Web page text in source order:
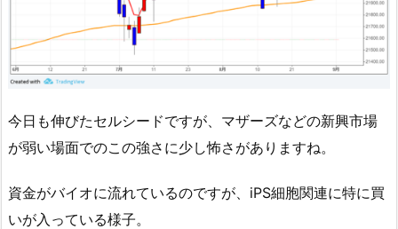
今日も伸びたセルシードですが、マザーズなどの新興市場
が弱い場面でのこの強さに少し怖さがありますね。
資金がバイオに流れているのですが、iPS細胞関連に特に買
いが入っている様子。